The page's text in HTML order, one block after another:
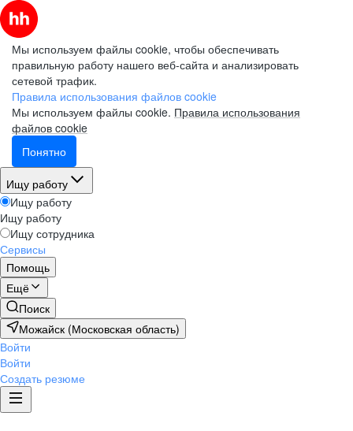
Мы используем файлы cookie, чтобы обеспечивать
правильную работу нашего веб-сайта и анализировать
сетевой трафик.
Правила использования файлов cookie
Мы используем файлы cookie. Правила использования
файлов cookie
Понятно
Ищу работу
Ищу работу
Ищу работу
Ищу сотрудника
Сервисы
Помощь
Ещё
Поиск
Можайск (Московская область)
Войти
Войти
Создать резюме